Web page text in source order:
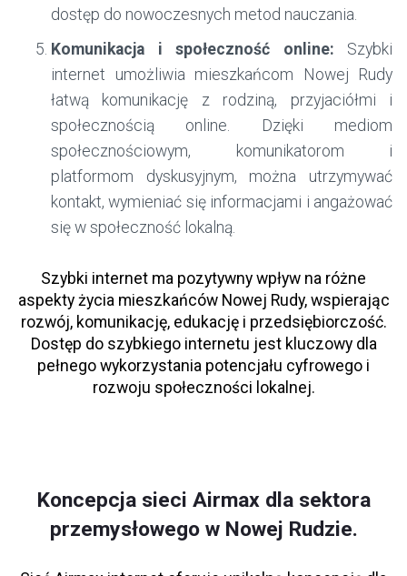
dostęp do nowoczesnych metod nauczania.
Komunikacja i społeczność online: Szybki
internet umożliwia mieszkańcom Nowej Rudy
łatwą komunikację z rodziną, przyjaciółmi i
społecznością online. Dzięki mediom
społecznościowym, komunikatorom i
platformom dyskusyjnym, można utrzymywać
kontakt, wymieniać się informacjami i angażować
się w społeczność lokalną.
Szybki internet ma pozytywny wpływ na różne
aspekty życia mieszkańców Nowej Rudy, wspierając
rozwój, komunikację, edukację i przedsiębiorczość.
Dostęp do szybkiego internetu jest kluczowy dla
pełnego wykorzystania potencjału cyfrowego i
rozwoju społeczności lokalnej.
Koncepcja sieci Airmax dla sektora
przemysłowego w Nowej Rudzie.